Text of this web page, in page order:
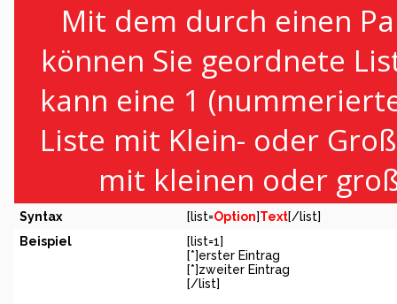
Mit dem durch einen
können Sie geordnete
kann eine 1
Liste mit Klein- oder
mit kleinen oder
Syntax [list=Option]Text[/list]
Beispiel
[list=1]
[*]erster Eintrag
[*]zweiter Eintrag
[/list]